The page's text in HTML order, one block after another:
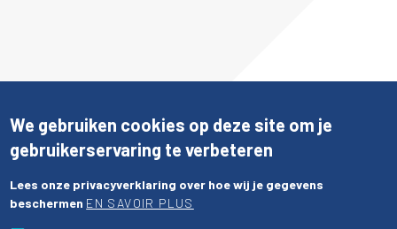
We gebruiken cookies op deze site om je
gebruikerservaring te verbeteren
Lees onze privacyverklaring over hoe wij je gegevens
beschermen EN SAVOIR PLUS